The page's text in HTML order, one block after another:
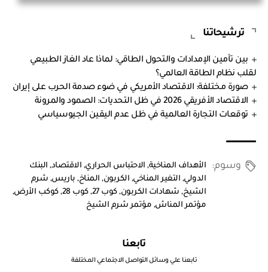
ترشيحاتنا
بين تأمين الإمدادات والتحول الطاقي: لماذا عاد الغاز الطبيعي
لقلب نظام الطاقة العالمي؟
صورة مختلفة: الاقتصاد الأمريكي في ضوء صدمة الحرب على إيران
الاقتصاد الأفريقي 2026 في ظل التحديات: الصمود والمرونة
توقعات التجارة العالمية في ظل عدم اليقين الجيوسياسي
وسوم: الأهداف المناخية,الاحتباس الحراري,الاقتصاد,البنك
الدولي,التغير المناخي,الكربون,المناخ,باريس,شرم
الشيخ,شهادات الكربون,كوب 27 ,كوب 28 ,كوكب الأرض,
مؤتمر المناش,مؤتمر شرم الشيخ
تابعنا
تابعنا علي وسائل التواصل الاجتماعي المختلفة